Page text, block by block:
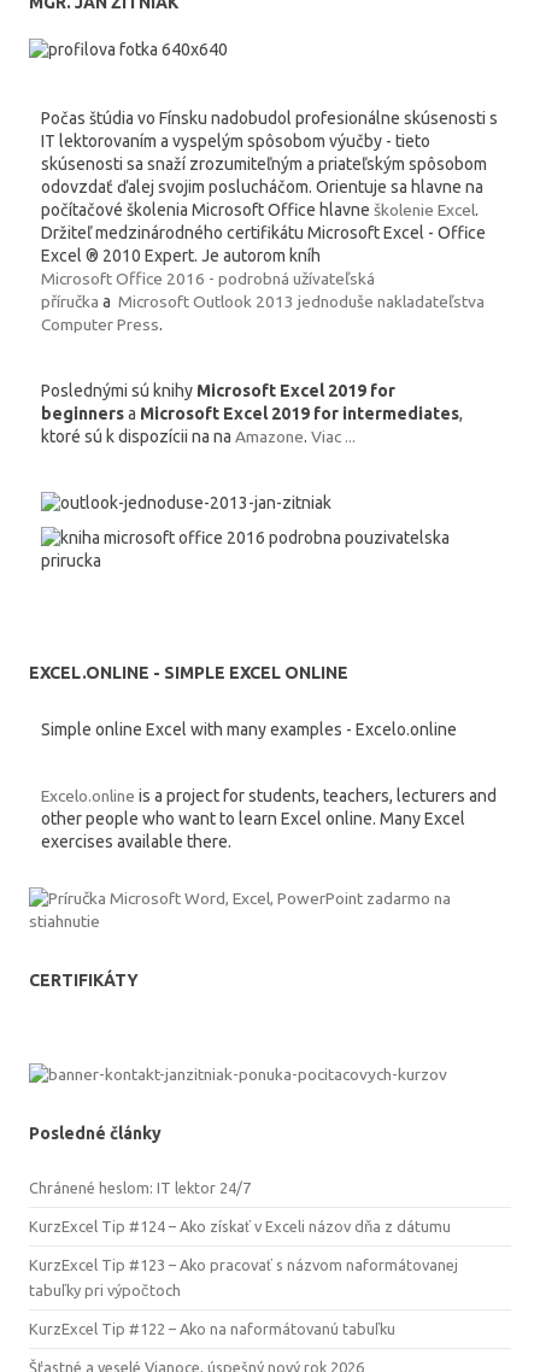
Počas štúdia vo Fínsku nadobudol profesionálne skúsenosti s
IT lektorovaním a vyspelým spôsobom výučby - tieto
skúsenosti sa snaží zrozumiteľným a priateľským spôsobom
odovzdať ďalej svojim poslucháčom. Orientuje sa hlavne na
počítačové školenia Microsoft Office hlavne školenie Excel.
Držiteľ medzinárodného certifikátu Microsoft Excel - Office
Excel ® 2010 Expert. Je autorom kníh
Microsoft Office 2016 - podrobná užívateľská
příručka a Microsoft Outlook 2013 jednoduše nakladateľstva
Computer Press.
Poslednými sú knihy Microsoft Excel 2019 for
beginnersa Microsoft Excel 2019 for intermediates,
ktoré sú k dispozícii na na Amazone. Viac ...
EXCEL.ONLINE - SIMPLE EXCEL ONLINE
Simple online Excel with many examples - Excelo.online
Excelo.online is a project for students, teachers, lecturers and
other people who want to learn Excel online. Many Excel
exercises available there.
CERTIFIKÁTY
Posledné články
Chránené heslom: IT lektor 24/7
KurzExcel Tip #124 – Ako získať v Exceli názov dňa z dátumu
KurzExcel Tip #123 – Ako pracovať s názvom naformátovanej
tabuľky pri výpočtoch
KurzExcel Tip #122 – Ako na naformátovanú tabuľku
Šťastné a veselé Vianoce, úspešný nový rok 2026